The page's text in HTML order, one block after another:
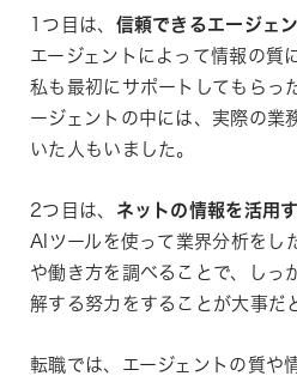
1つ目は、 信頼できるエージェ
エージェントによって情報の質
私も最初にサポートしてもらっ
ージェントの中には、実際の業
いた人もいました。
2つ目は、 ネットの情報を活用
AIツールを使って業界分析をし
や働き方を調べることで、しっ
解する努力をすることが大事だ
転職では、エージェントの質や